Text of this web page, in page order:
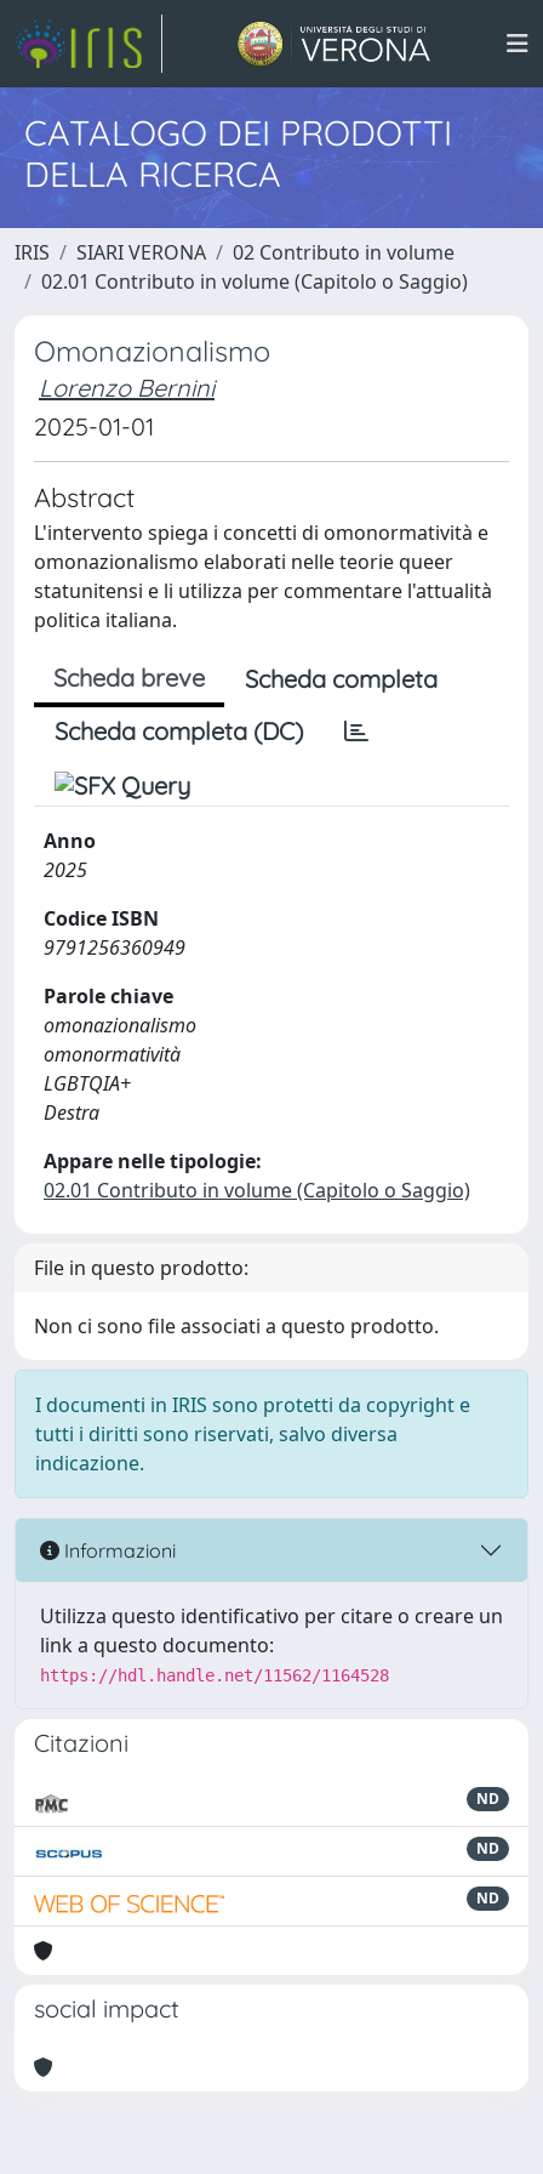
CATALOGO DEI PRODOTTI
DELLA RICERCA
IRIS SIARI VERONA
02 Contributo in volume
02.01 Contributo in volume (Capitolo o Saggio)
Omonazionalismo
Lorenzo Bernini
2025-01-01
Abstract
L'intervento spiega i concetti di omonormatività e
omonazionalismo elaborati nelle teorie queer
statunitensi e li utilizza per commentare l'attualità
politica italiana.
Scheda breve
Scheda completa
Scheda completa (DC)
Anno
2025
Codice ISBN
9791256360949
Parole chiave
omonazionalismo
omonormatività
LGBTQIA+
Destra
Appare nelle tipologie:
02.01 Contributo in volume (Capitolo o Saggio)
File in questo prodotto:
Non ci sono file associati a questo prodotto.
I documenti in IRIS sono protetti da copyright e
tutti i diritti sono riservati, salvo diversa
indicazione.
Informazioni
Utilizza questo identificativo per citare o creare un
link a questo documento:
https://hdl.handle.net/11562/1164528
Citazioni
ND
ND
ND
social impact